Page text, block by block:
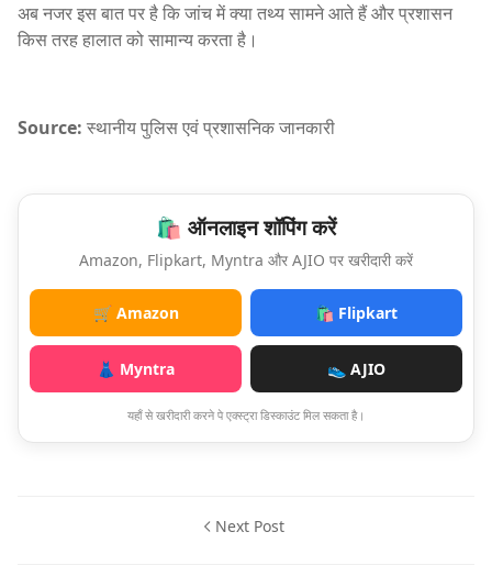
अब नजर इस बात पर है कि जांच में क्या तथ्य सामने आते हैं और प्रशासन
किस तरह हालात को सामान्य करता है।
Source: स्थानीय पुलिस एवं प्रशासनिक जानकारी
🛍️ ऑनलाइन शॉपिंग करें
Amazon, Flipkart, Myntra और AJIO पर खरीदारी करें
🛒 Amazon 🛍️ Flipkart
👗 Myntra 👟 AJIO
यहाँ से खरीदारी करने पे एक्स्ट्रा डिस्काउंट मिल सकता है।
Next Post